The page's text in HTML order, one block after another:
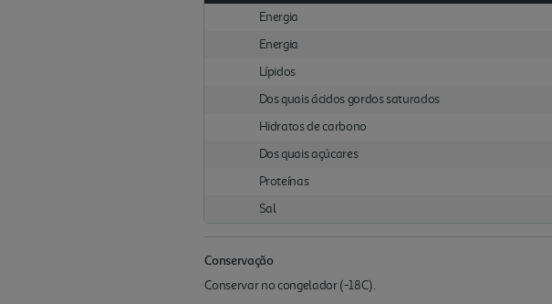
Energia
Energia
Lípidos
Dos quais ácidos gordos saturados
Hidratos de carbono
Dos quais açúcares
Proteínas
Sal
Conservação
Conservar no congelador (-18C).